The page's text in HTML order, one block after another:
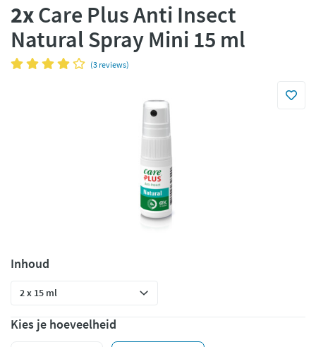
Betaal met Klarna
2xCare Plus Anti Insect
Natural Spray Mini 15 ml
(3 reviews)
Inhoud
Kies je hoeveelheid